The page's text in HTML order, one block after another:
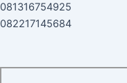
081316754925
082217145684